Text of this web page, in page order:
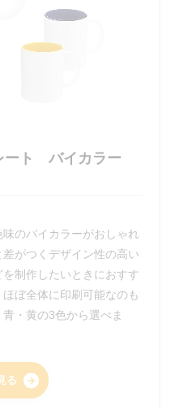
ート バイカラー
のバイカラーがおしゃれ
がつくデザイン性の高い
制作したいときにおすす
ぼ全体に印刷可能なのも
・黄の3色から選べま
る